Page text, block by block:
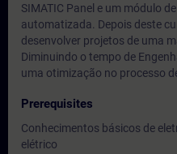
SIMATIC Panel e um módulo
automatizada. Depois deste
desenvolver projetos de uma
Diminuindo o tempo de
uma otimização no processo
Prerequisites
Conhecimentos básicos de
elétrico